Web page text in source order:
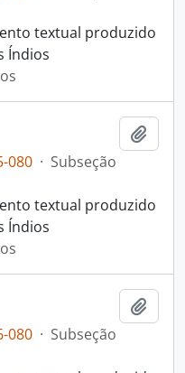
textual produzido
Índios
080 · Subseção
textual produzido
Índios
080 · Subseção